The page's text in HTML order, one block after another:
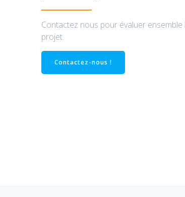
Contactez nous pour évaluer
projet.
Contactez-nous !